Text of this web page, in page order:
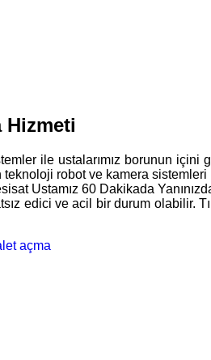
Hizmeti
ile ustalarımız borunun
robot ve kamera sistemleri
Ustamız 60 Dakikada
edici ve acil bir durum olabilir.
açma